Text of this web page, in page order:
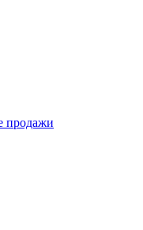
продажи